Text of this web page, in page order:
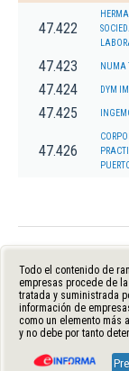
47.422
47.423 NUMA
47.424 DYM
47.425
47.426
Todo el contenido de
empresas procede de la
tratada y suministrada
información de
como un elemento más
y no debe por tanto